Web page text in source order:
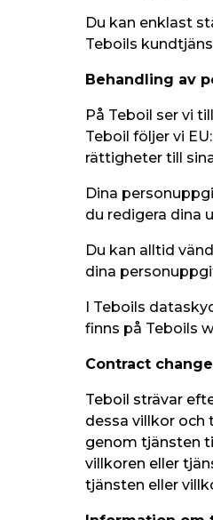
Du kan enklast
Teboils
Behandling av
På Teboil ser vi
Teboil följer vi
rättigheter till
Dina
du redigera dina
Du kan alltid
dina
I Teboils
finns på Teboils
Contract
Teboil strävar
dessa villkor och
genom tjänsten
villkoren eller
tjänsten eller